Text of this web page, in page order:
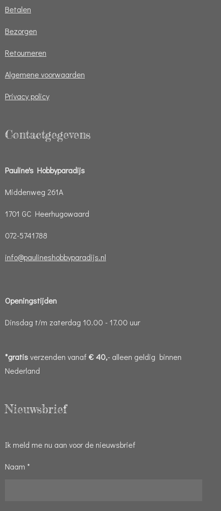
Betalen
Bezorgen
Retourneren
Algemene voorwaarden
Privacy policy
Contactgegevens
Pauline's Hobbyparadijs
Middenweg 261A
1701 GC Heerhugowaard
072-5741788
info@paulineshobbyparadijs.nl
Openingstijden
Dinsdag t/m zaterdag 10.00 - 17.00 uur
*gratisverzenden vanaf € 40,- alleen geldig binnen
Nederland
Nieuwsbrief
Ik meld me nu aan voor de nieuwsbrief
Naam *